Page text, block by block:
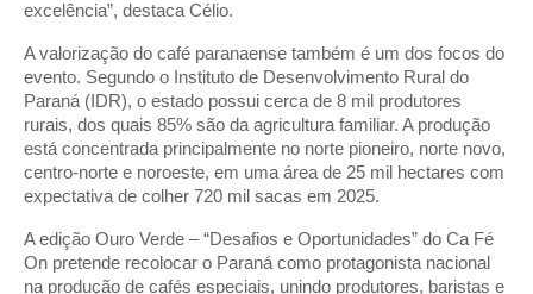
excelência”, destaca Célio.
A valorização do café paranaense também é um dos focos do
evento. Segundo o Instituto de Desenvolvimento Rural do
Paraná (IDR), o estado possui cerca de 8 mil produtores
rurais, dos quais 85% são da agricultura familiar. A produção
está concentrada principalmente no norte pioneiro, norte novo,
centro-norte e noroeste, em uma área de 25 mil hectares com
expectativa de colher 720 mil sacas em 2025.
A edição Ouro Verde – “Desafios e Oportunidades” do Ca Fé
On pretende recolocar o Paraná como protagonista nacional
na produção de cafés especiais, unindo produtores, baristas e